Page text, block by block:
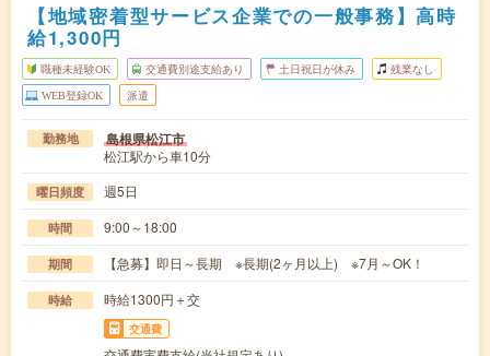
【地域密着型サービス企業での一般事務】高時
給1,300円
職種未経験OK 交通費別途支給あり 土日祝日が休み 残業なし
WEB登録OK 派遣
勤務地 島根県松江市
松江駅から車10分
曜日頻度 週5日
時間 9:00～18:00
期間 【急募】即日～長期 ※長期(2ヶ月以上) ※7月～OK！
時給 時給1300円＋交
交通費